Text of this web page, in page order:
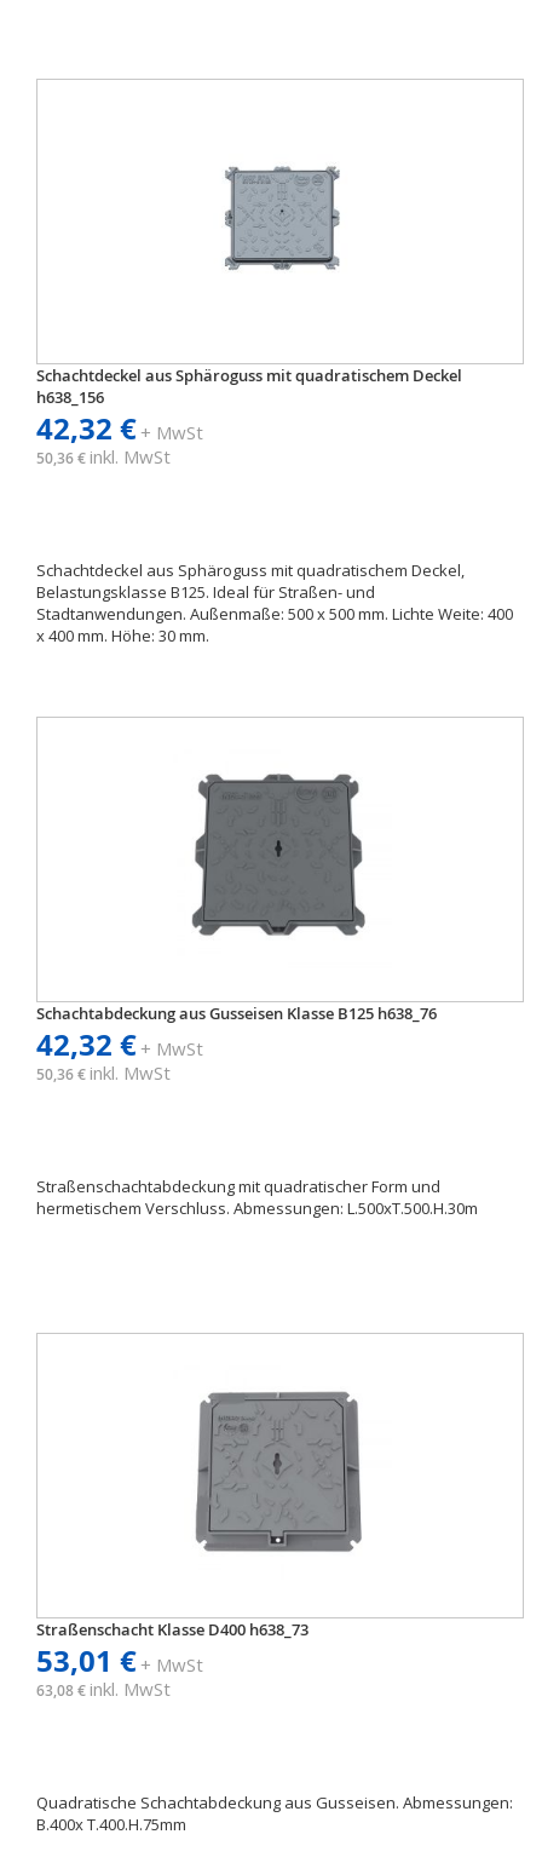
Schachtdeckel aus Sphäroguss mit quadratischem Deckel
h638_156
42,32 €+ MwSt
50,36 € inkl. MwSt
Schachtdeckel aus Sphäroguss mit quadratischem Deckel,
Belastungsklasse B125. Ideal für Straßen- und
Stadtanwendungen. Außenmaße: 500 x 500 mm. Lichte Weite: 400
x 400 mm. Höhe: 30 mm.
Schachtabdeckung aus Gusseisen Klasse B125 h638_76
42,32 €+ MwSt
50,36 € inkl. MwSt
Straßenschachtabdeckung mit quadratischer Form und
hermetischem Verschluss. Abmessungen: L.500xT.500.H.30m
Straßenschacht Klasse D400 h638_73
53,01 €+ MwSt
63,08 € inkl. MwSt
Quadratische Schachtabdeckung aus Gusseisen. Abmessungen:
B.400x T.400.H.75mm